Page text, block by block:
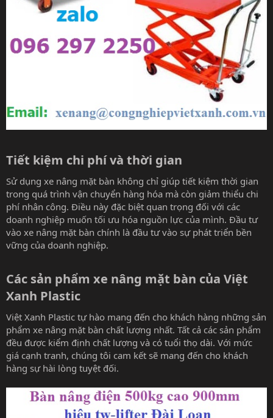
Tiết kiệm chi phí và thời gian​
Sử dụng xe nâng mặt bàn không chỉ giúp tiết kiệm thời gian
trong quá trình vận chuyển hàng hóa mà còn giảm thiểu chi
phí nhân công. Điều này đặc biệt quan trọng đối với các
doanh nghiệp muốn tối ưu hóa nguồn lực của mình. Đầu tư
vào xe nâng mặt bàn chính là đầu tư vào sự phát triển bền
vững của doanh nghiệp.
Các sản phẩm xe nâng mặt bàn của Việt
Xanh Plastic​
Việt Xanh Plastic tự hào mang đến cho khách hàng những sản
phẩm xe nâng mặt bàn chất lượng nhất. Tất cả các sản phẩm
đều được kiểm định chất lượng và có tuổi thọ dài. Với mức
giá cạnh tranh, chúng tôi cam kết sẽ mang đến cho khách
hàng sự hài lòng tuyệt đối.